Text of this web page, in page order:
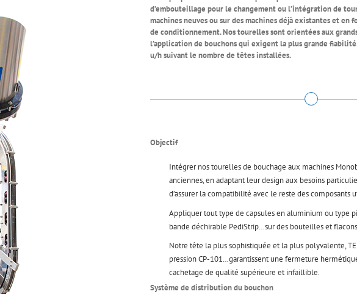
d’embouteillage pour le changement ou l’intégration de
machines neuves ou sur des machines déjà existantes et en
de conditionnement. Nos tourelles sont orientées aux
l’application de bouchons qui exigent la plus grande
u/h suivant le nombre de têtes installées.
Objectif
Intégrer nos tourelles de bouchage aux machines
anciennes, en adaptant leur design aux besoins
d’assurer la compatibilité avec le reste des composants
Appliquer tout type de capsules en aluminium ou type
bande déchirable PediStrip…sur des bouteilles et flacons
Notre tête la plus sophistiquée et la plus polyvalente,
pression CP-101…garantissent une fermeture
cachetage de qualité supérieure et infaillible.
Système de distribution du bouchon